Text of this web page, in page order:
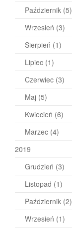
Październik (5)
Wrzesień (3)
Sierpień (1)
Lipiec (1)
Czerwiec (3)
Maj (5)
Kwiecień (6)
Marzec (4)
2019
Grudzień (3)
Listopad (1)
Październik (2)
Wrzesień (1)